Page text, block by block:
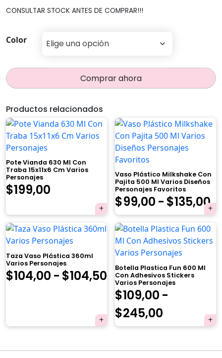
CONSULTAR STOCK ANTES DE COMPRAR!!!
Color
Comprar ahora
Productos relacionados
Pote Vianda 630 Ml Con
Traba 15x11x6 Cm Varios
Personajes
$199,00
Vaso Plástico Milkshake Con
Pajita 500 Ml Varios Diseños
Personajes Favoritos
$99,00 - $135,00
Taza Vaso Plástica 360ml
Varios Personajes
$104,00 - $104,50 Rango
de
precios:
desde
$104,00
Botella Plastica Fun 600 Ml
Con Adhesivos Stickers
Varios Personajes
$109,00 -
$245,00
de
precios:
×
Tu carrito está vacío.
Agregá un producto y aparecerá acá
automáticamente.